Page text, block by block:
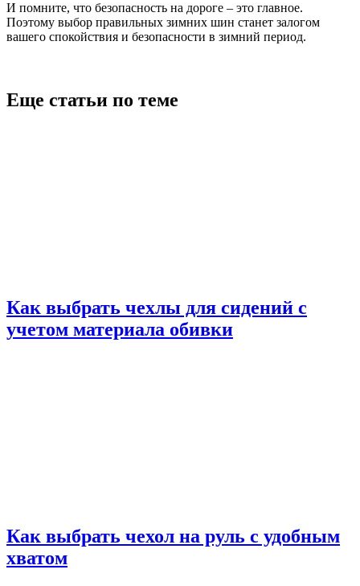
И помните, что безопасность на дороге – это главное.
Поэтому выбор правильных зимних шин станет залогом
вашего спокойствия и безопасности в зимний период.
Еще статьи по теме
Как выбрать чехлы для сидений с
учетом материала обивки
Как выбрать чехол на руль с удобным
хватом